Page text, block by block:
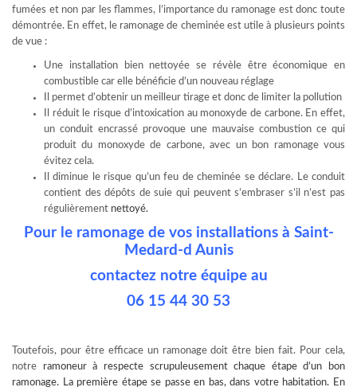
fumées et non par les flammes, l’importance du ramonage est donc toute
démontrée. En effet, le ramonage de cheminée est utile à plusieurs points
de vue :
Une installation bien nettoyée se révèle être économique en
combustible car elle bénéficie d’un nouveau réglage
Il permet d’obtenir un meilleur tirage et donc de limiter la pollution
Il réduit le risque d’intoxication au monoxyde de carbone. En effet,
un conduit encrassé provoque une mauvaise combustion ce qui
produit du monoxyde de carbone, avec un bon ramonage vous
évitez cela.
Il diminue le risque qu’un feu de cheminée se déclare. Le conduit
contient des dépôts de suie qui peuvent s’embraser s’il n’est pas
régulièrement nettoyé.
Pour le ramonage de vos installations à Saint-
Medard-d Aunis
contactez notre équipe au
06 15 44 30 53
Toutefois, pour être efficace un ramonage doit être bien fait. Pour cela,
notre
ramoneur à respecte scrupuleusement chaque étape d’un bon
ramonage. La première étape se passe en bas, dans votre habitation. En